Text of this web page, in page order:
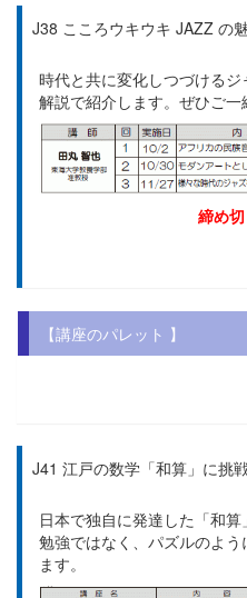
J38 こころウキウキ JAZZ の
時代と共に変化しつづける
解説で紹介します。ぜひご一
締め
【講座のパレット 】
J41 江戸の数学「和算」に挑戦
日本で独自に発達した「和算
勉強ではなく、パズルのよ
ます。